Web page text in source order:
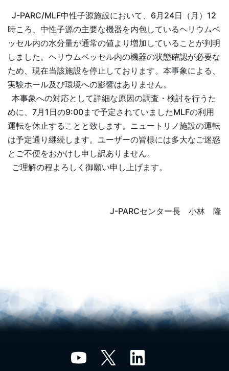
J-PARC/MLF中性子源施設において、6月24日（月）12
時ころ、中性子源の主要な機器を内包しているヘリウムベ
ッセル内の水分量が通常の値より増加していることが判明
しました。ヘリウムベッセル内の機器の状態確認が必要な
ため、現在当該施設を停止しております。本事象による、
実験ホール及び環境への影響はありません。
本事象への対応として詳細な原因の調査・検討を行うた
めに、7月1日の9:00まで予定されていましたMLFの利用
運転を休止することと致します。ニュートリノ施設の運転
は予定通り継続します。ユーザーの皆様には多大なご迷惑
とご不便をおかけし申し訳ありません。
ご理解の程よろしく御願い申し上げます。
J-PARCセンター長 小林 隆